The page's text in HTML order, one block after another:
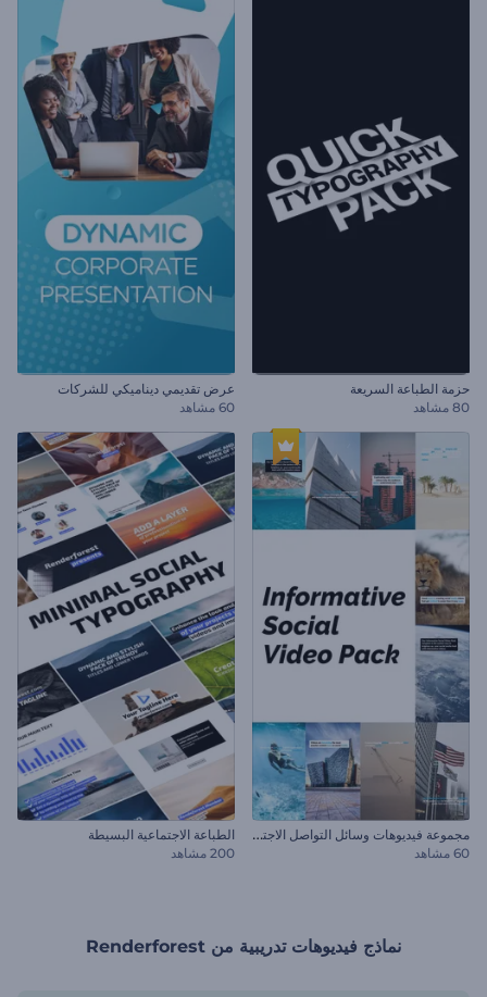
حزمة الطباعة السريعة
80 مشاهد
عرض تقديمي ديناميكي للشركات
60 مشاهد
م
جموعة فيديوهات وسائل التواصل الاجتماعي الموضوعية
60 مشاهد
الطباعة الاجتماعية البسيطة
200 مشاهد
نماذج فيديوهات تدريبية من Renderforest